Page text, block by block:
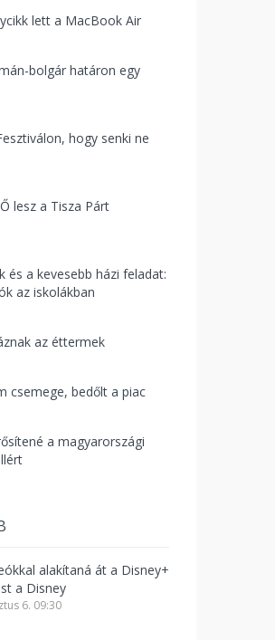
lett a MacBook Air
bolgár határon egy
hogy senki ne
lesz a Tisza Párt
és a kevesebb házi feladat:
az iskolákban
az éttermek
csemege, bedőlt a piac
a magyarországi
alakítaná át a Disney+
a Disney
6. 09:30